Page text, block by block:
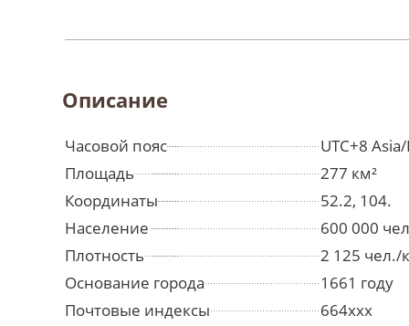
Описание
Часовой пояс
UTC+8
Площадь
277 км²
Координаты
52.2, 104.
Население
600 000
Плотность
2 125 чел./
Основание города
1661 году
Почтовые индексы
664xxx